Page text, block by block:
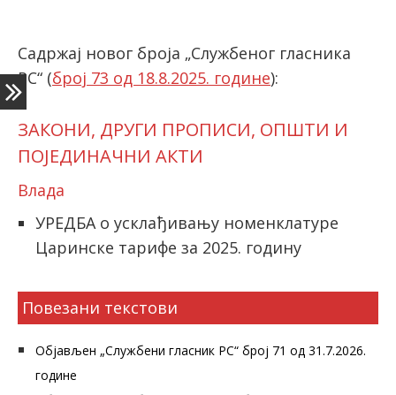
latinica
Садржај новог броја „Службеног гласника
РС“ (број 73 од 18.8.2025. године):
ЗАКОНИ, ДРУГИ ПРОПИСИ, ОПШТИ И
ПОЈЕДИНАЧНИ АКТИ
Влада
УРЕДБА о усклађивању номенклатуре
Царинске тарифе за 2025. годину
Повезани текстови
Објављен „Службени гласник РС“ број 71 од 31.7.2026.
године